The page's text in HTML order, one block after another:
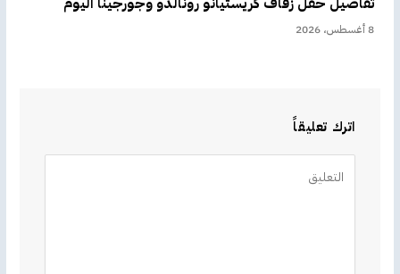
8 أغسطس، 2026
اترك تعليقاً